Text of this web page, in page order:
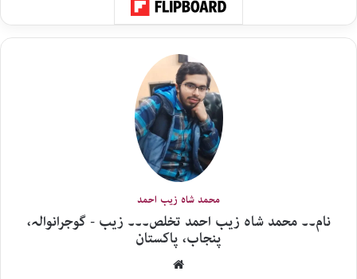
محمد شاہ زیب احمد
نام۔۔ محمد شاہ زیب احمد تخلص۔۔۔ زیب - گوجرانوالہ،
پنجاب، پاکستان